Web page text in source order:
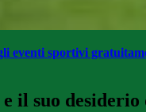
eventi sportivi
il suo desiderio